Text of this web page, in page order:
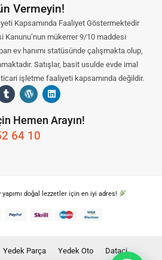
Vermeyin!
Kapsamında Faaliyet Göstermektedir
Kanunu’nun mükerrer 9/10 maddesi
ev hanımı statüsünde çalışmakta olup,
Satışlar, basit usulde evde imal
ticari işletme faaliyeti kapsamında değildir.
Hemen Arayın!
64 10
yapımı doğal lezzetler için en iyi adres!
Yedek Parça Yedek Oto Dataci